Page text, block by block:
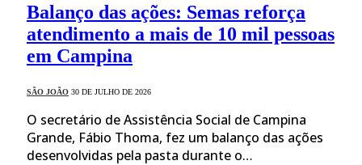
Balanço das ações: Semas reforça
atendimento a mais de 10 mil pessoas
em Campina
SÃO JOÃO 30 DE JULHO DE 2026
O secretário de Assistência Social de Campina
Grande, Fábio Thoma, fez um balanço das ações
desenvolvidas pela pasta durante o…